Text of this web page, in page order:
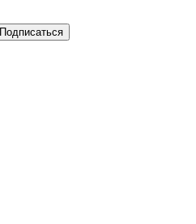
Подписаться